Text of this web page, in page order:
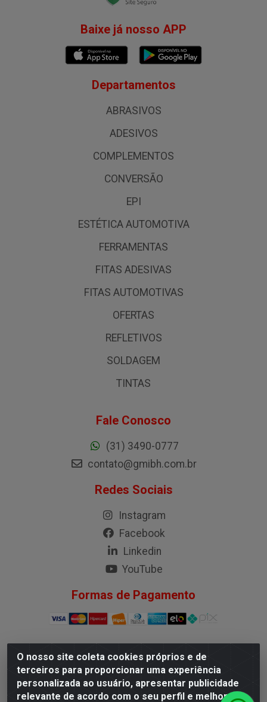
O nosso site coleta cookies próprios e de
terceiros para proporcionar uma experiência
personalizada ao usuário, apresentar publicidade
relevante de acordo com o seu perfil e melhorar a
Baixe já nosso APP
Departamentos
ABRASIVOS
ADESIVOS
COMPLEMENTOS
CONVERSÃO
EPI
ESTÉTICA AUTOMOTIVA
FERRAMENTAS
FITAS ADESIVAS
FITAS AUTOMOTIVAS
OFERTAS
REFLETIVOS
SOLDAGEM
TINTAS
Fale Conosco
(31) 3490-0777
contato@gmibh.com.br
Redes Sociais
Instagram
Facebook
Linkedin
YouTube
Formas de Pagamento
G.M.I. Distribuidora LTDA - Rua Conselheiro Pena, 50 -
Santa Branca, Belo Horizonte/MG - CEP 31.710-150 -
CNPJ 04.098.359/0001-02